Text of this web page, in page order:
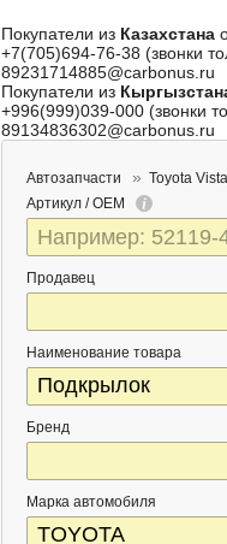
Покупатели из Казахстана
+7(705)694-76-38 (звонки
89231714885@carbonus.ru
Покупатели из
+996(999)039-000 (звонки
89134836302@carbonus.ru
Автозапчасти
Toyota Vista
Артикул / OEM
Продавец
Наименование товара
Бренд
Марка автомобиля